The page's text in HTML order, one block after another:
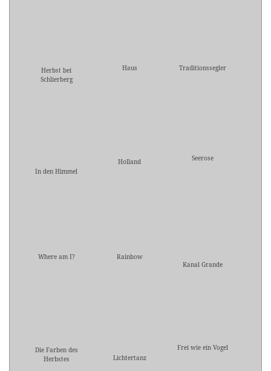
Herbst bei
Schlierberg
Haus Traditionssegler
In den Himmel
Holland Seerose
Where am I?
Rainbow
Kanal Grande
Die Farben des
Herbstes
Lichtertanz
Frei wie ein Vogel